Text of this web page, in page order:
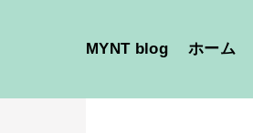
MYNT blog ホーム